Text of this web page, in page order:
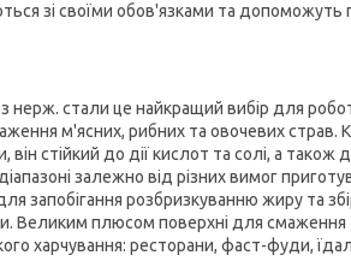
зі своїми обов'язками та допоможуть
стали це найкращий вибір для
м'ясних, рибних та овочевих страв.
він стійкий до дії кислот та солі, а
залежно від різних вимог
запобігання розбризкуванню жиру та
Великим плюсом поверхні для смаження
харчування: ресторани, фаст-фуди,